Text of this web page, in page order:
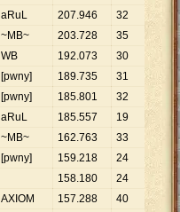
aRuL 207.946 32 6
~MB~ 203.728 35
WB 192.073 30
[pwny] 189.735 31
[pwny] 185.801 32
aRuL 185.557 19
~MB~ 162.763 33 4
[pwny] 159.218 24
158.180 24 6
AXIOM 157.288 40